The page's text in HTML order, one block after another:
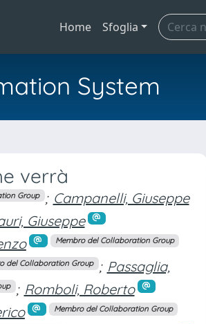
Home Sfoglia
System
verrà
Group ; Campanelli, Giuseppe
Giuseppe
Membro del Collaboration Group
del Collaboration Group ; Passaglia,
; Romboli, Roberto
Membro del Collaboration Group